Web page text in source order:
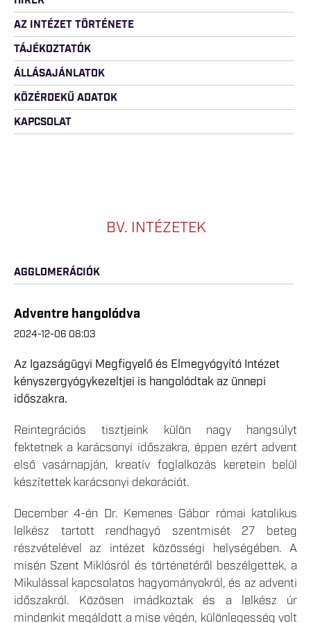
AZ INTÉZET TÖRTÉNETE
TÁJÉKOZTATÓK
ÁLLÁSAJÁNLATOK
KÖZÉRDEKŰ ADATOK
KAPCSOLAT
BV. INTÉZETEK
AGGLOMERÁCIÓK
Adventre hangolódva
2024-12-06 08:03
Az Igazságügyi Megfigyelő és Elmegyógyító Intézet
kényszergyógykezeltjei is hangolódtak az ünnepi
időszakra.
Reintegrációs tisztjeink külön nagy hangsúlyt
fektetnek a karácsonyi időszakra, éppen ezért advent
első vasárnapján, kreatív foglalkozás keretein belül
készítettek karácsonyi dekorációt.
December 4-én Dr. Kemenes Gábor római katolikus
lelkész tartott rendhagyó szentmisét 27 beteg
részvételével az intézet közösségi helységében. A
misén Szent Miklósról és történetéről beszélgettek, a
Mikulással kapcsolatos hagyományokról, és az adventi
időszakról. Közösen imádkoztak és a lelkész úr
mindenkit megáldott a mise végén, különlegesség volt